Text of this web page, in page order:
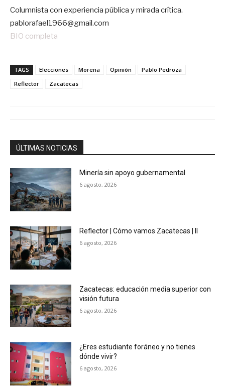
Columnista con experiencia pública y mirada crítica.
pablorafael1966@gmail.com
BIO completa
TAGS Elecciones Morena Opinión
Pablo Pedroza
Reflector
Zacatecas
ÚLTIMAS NOTICIAS
Minería sin apoyo gubernamental
6 agosto, 2026
Reflector | Cómo vamos Zacatecas | II
6 agosto, 2026
Zacatecas: educación media superior con
visión futura
6 agosto, 2026
¿Eres estudiante foráneo y no tienes
dónde vivir?
6 agosto, 2026